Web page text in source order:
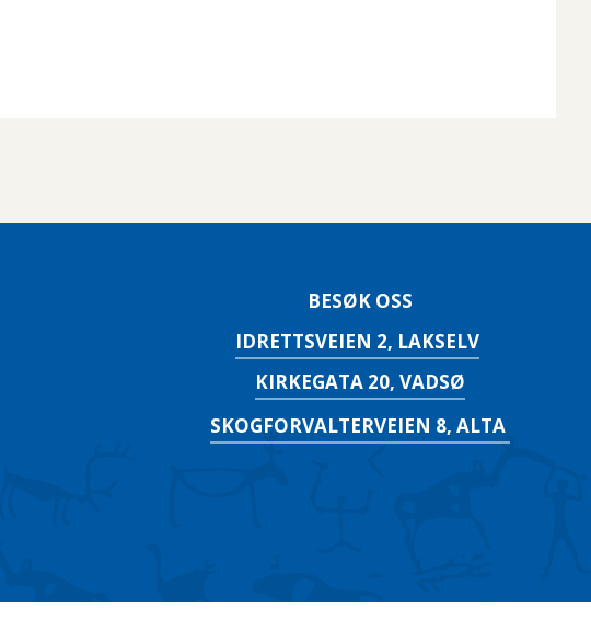
BESØK OSS
IDRETTSVEIEN 2, LAKSELV
KIRKEGATA 20, VADSØ
SKOGFORVALTERVEIEN 8, ALTA